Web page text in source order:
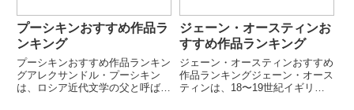
プーシキンおすすめ作品ラ
ンキング
プーシキンおすすめ作品ランキン
グアレクサンドル・プーシキン
は、ロシア近代文学の父と呼ばれ
ジェーン・オースティンお
すすめ作品ランキング
ジェーン・オースティンおすすめ
作品ランキングジェーン・オース
ティンは、18〜19世紀イギリス